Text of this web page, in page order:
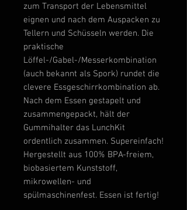
zum Transport der Lebensmittel
eignen und nach dem Auspacken zu
Tellern und Schüsseln werden. Die
praktische
Löffel-/Gabel-/Messerkombination
(auch bekannt als Spork) rundet die
clevere Essgeschirrkombination ab.
Nach dem Essen gestapelt und
zusammengepackt, hält der
Gummihalter das LunchKit
ordentlich zusammen. Supereinfach!
Hergestellt aus 100% BPA-freiem,
biobasiertem Kunststoff,
mikrowellen- und
spülmaschinenfest. Essen ist fertig!